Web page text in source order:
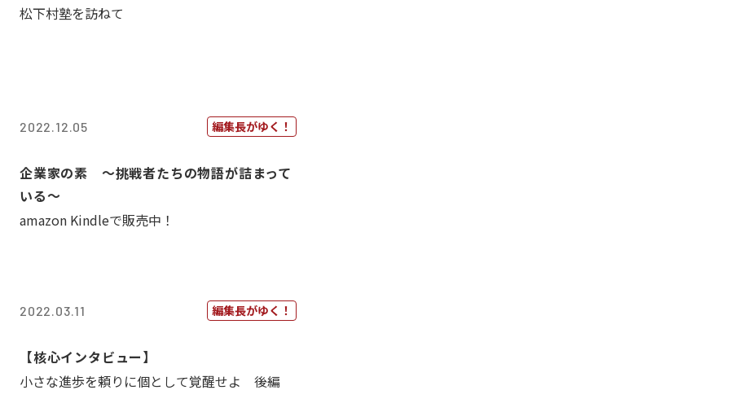
松下村塾を訪ねて
2022.12.05 編集長がゆく！
企業家の素 〜挑戦者たちの物語が詰まって
いる〜
amazon Kindleで販売中！
2022.03.11 編集長がゆく！
【核心インタビュー】
小さな進歩を頼りに個として覚醒せよ 後編